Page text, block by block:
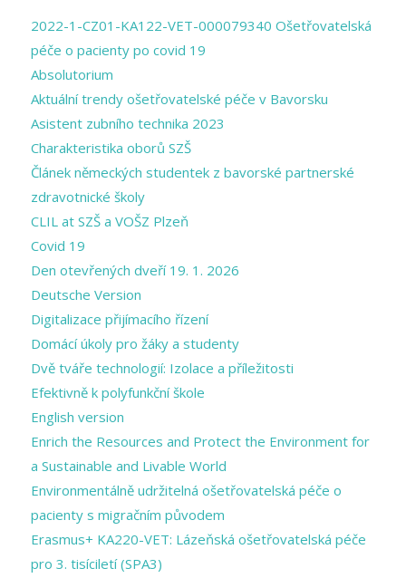
2022-1-CZ01-KA122-VET-000079340 Ošetřovatelská
péče o pacienty po covid 19
Absolutorium
Aktuální trendy ošetřovatelské péče v Bavorsku
Asistent zubního technika 2023
Charakteristika oborů SZŠ
Článek německých studentek z bavorské partnerské
zdravotnické školy
CLIL at SZŠ a VOŠZ Plzeň
Covid 19
Den otevřených dveří 19. 1. 2026
Deutsche Version
Digitalizace přijímacího řízení
Domácí úkoly pro žáky a studenty
Dvě tváře technologií: Izolace a příležitosti
Efektivně k polyfunkční škole
English version
Enrich the Resources and Protect the Environment for
a Sustainable and Livable World
Environmentálně udržitelná ošetřovatelská péče o
pacienty s migračním původem
Erasmus+ KA220-VET: Lázeňská ošetřovatelská péče
pro 3. tisíciletí (SPA3)